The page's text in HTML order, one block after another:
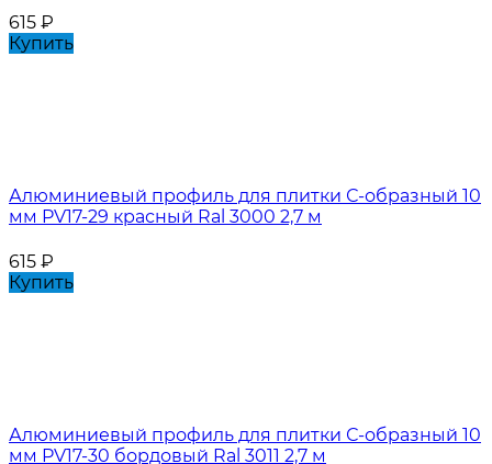
615 ₽
Купить
Алюминиевый профиль для плитки С-образный 10
мм PV17-29 красный Ral 3000 2,7 м
615 ₽
Купить
Алюминиевый профиль для плитки С-образный 10
мм PV17-30 бордовый Ral 3011 2,7 м